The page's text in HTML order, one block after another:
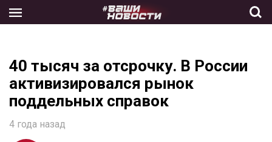
the
40 тысяч за отсрочку. В России
активизировался рынок
поддельных справок
4 года назад